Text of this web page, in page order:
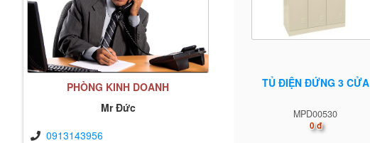
TỦ ĐIỆN ĐỨNG 3 CỬA
MPD00530
0 đ
PHÒNG KINH DOANH
Mr Đức
0913143956